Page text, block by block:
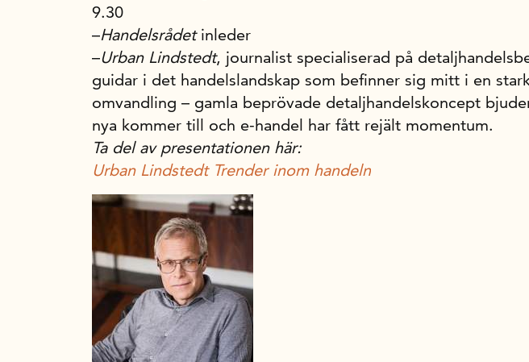
9.30
–Handelsrådet inleder
–Urban Lindstedt, journalist specialiserad på
guidar i det handelslandskap som befinner sig mitt i en
omvandling – gamla beprövade detaljhandelskoncept
nya kommer till och e-handel har fått rejält momentum.
Ta del av presentationen här:
Urban Lindstedt Trender inom handeln